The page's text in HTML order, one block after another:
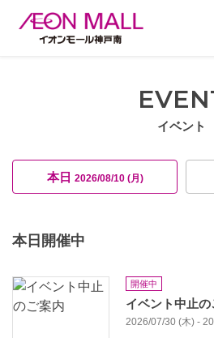
イベント
本日 2026/08/10 (月)
本日開催中
開催中
イベント中止の
2026/07/30 (木) -